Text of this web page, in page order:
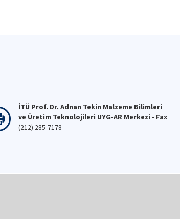
İTÜ Prof. Dr. Adnan Tekin Malzeme Bilimleri
ve Üretim Teknolojileri UYG-AR Merkezi - Fax
(212) 285-7178